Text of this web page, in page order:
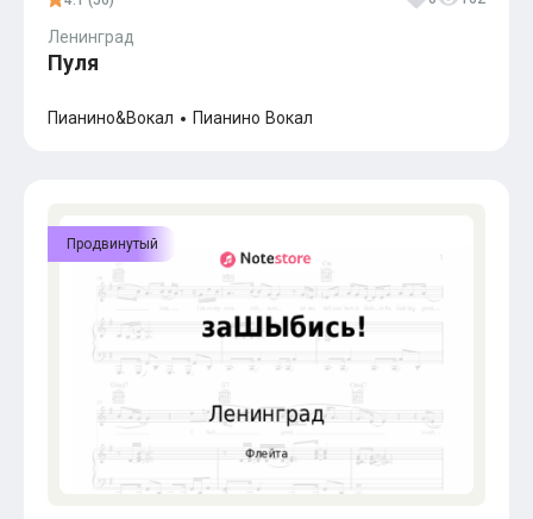
Ленинград
Пуля
Пианино&Вокал Пианино Вокал
Продвинутый